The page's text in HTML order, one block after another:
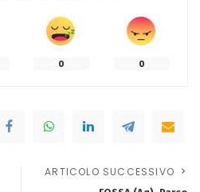
0 0
ARTICOLO SUCCESSIVO